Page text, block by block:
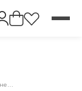
Джинсы прямого кроя со средней посадкой «066018»